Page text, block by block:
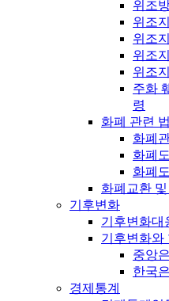
위조
위조
위조
위조
위조
주화
령
화폐 관련
화폐
화폐
화폐
화폐교환
기후변화
기후변화대
기후변화와
중앙
한국
경제통계